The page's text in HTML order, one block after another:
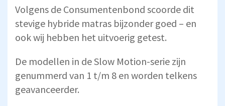
Volgens de Consumentenbond scoorde dit
stevige hybride matras bijzonder goed – en
ook wij hebben het uitvoerig getest.
De modellen in de Slow Motion-serie zijn
genummerd van 1 t/m 8 en worden telkens
geavanceerder.